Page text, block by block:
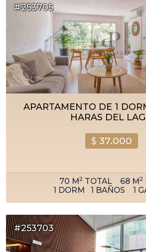
#253705
APARTAMENTO DE 1
HARAS DEL
$ 37.000
70 M2TOTAL 68M2
1 DORM 1 BAÑOS 1
#253703